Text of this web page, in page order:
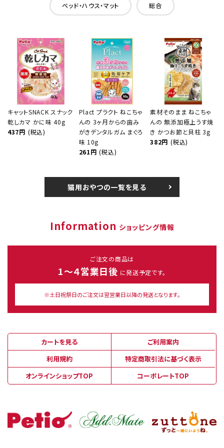
ベッド・ハウス・マット 総合
キャットSNACK スナック
乾しカマ かに味 40g
437円 (税込)
Plact プラクト ねこちゃ
んの 3ヶ月からの歯み
がきデンタルガム まぐろ
味 10g
261円 (税込)
素材そのまま ねこちゃ
んの 無添加極上うす焼
き かつお節と貝柱 3g
382円 (税込)
猫用おやつの一覧を見る
Information ショッピング情報
ご注文の商品は
1～４営業日後 に発送予定です。
※土日祝祭日のご注文は翌営業日以降の発送となります。
カートを見る
ご利用案内
利用規約
特定商取引法に基づく表示
オンラインショップTOP
コーポレートTOP